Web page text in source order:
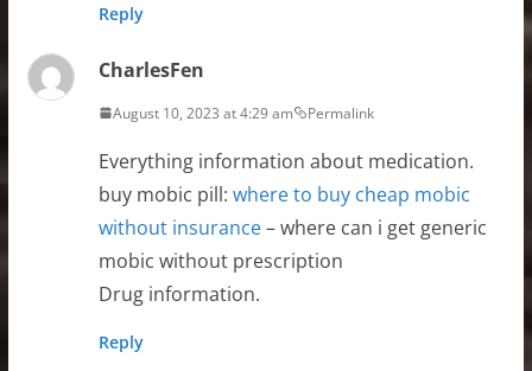
Reply
CharlesFen
August 10, 2023 at 4:29 am Permalink
Everything information about medication.
buy mobic pill: where to buy cheap mobic
without insurance– where can i get generic
mobic without prescription
Drug information.
Reply